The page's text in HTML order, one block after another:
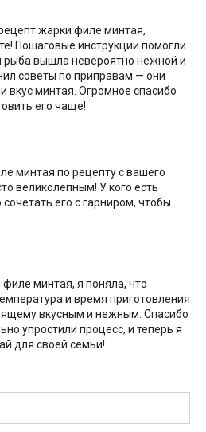
жарки филе минтая,
Пошаговые инструкции помогли
рыба вышла невероятно нежной и
советы по приправам — они
вкус минтая. Огромное спасибо
его чаще!
минтая по рецепту с вашего
великолепным! У кого есть
его с гарниром, чтобы
минтая, я поняла, что
и время приготовления
вкусным и нежным. Спасибо
упростили процесс, и теперь я
для своей семьи!